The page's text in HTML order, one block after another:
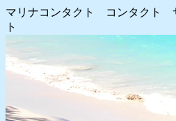
マリナコンタクト コンタクト
ト